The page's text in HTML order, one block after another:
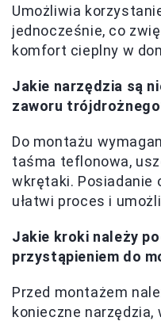
Umożliwia
jednocześnie, co
komfort cieplny w
Jakie narzędzia są
zaworu
Do montażu
taśma teflonowa,
wkrętaki. Posiadanie
ułatwi proces i
Jakie kroki należy
przystąpieniem do
Przed montażem
konieczne narzędzia,